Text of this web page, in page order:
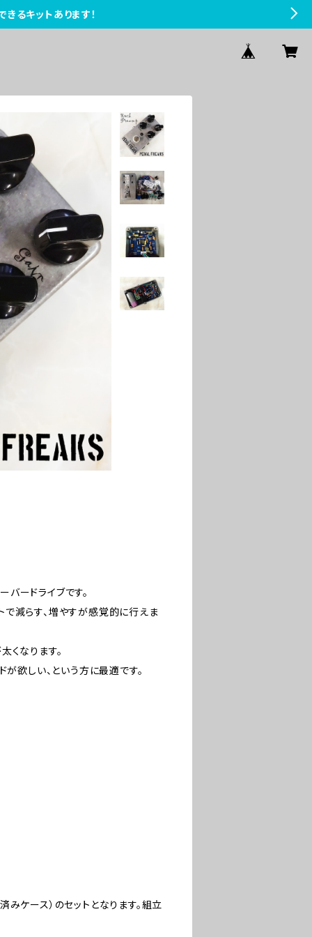
るキットあります！
ードライブです。
減らす、増やすが感覚的に行えま
くなります。
欲しい、という方に最適です。
ケース）のセットとなります。組立